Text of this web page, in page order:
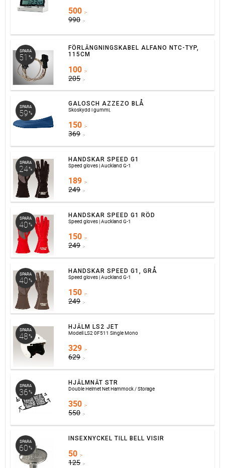
500 :-
990 :-
FÖRLÄNGNINGSKABEL ALFANO NTC-TYP,
115CM
100 :-
205 :-
SPARA
51 %
GALOSCH AZZEZO BLÅ
Skoskydd i gummi,
150 :-
369 :-
SPARA
59%
HANDSKAR SPEED G1
Speed gloves | Auckland G-1
189 :-
249 :-
SPARA
24%
HANDSKAR SPEED G1 RÖD
Speed gloves | Auckland G-1
150 :-
249 :-
SPARA
40%
HANDSKAR SPEED G1, GRÅ
Speed gloves | Auckland G-1
150 :-
249 :-
SPARA
40%
HJÄLM LS2 JET
Modell LS2 0F511 Single Mono
329 :-
629 :-
SPARA
48%
HJÄLMNÄT STR
Double Helmet Net Hammock / Storage
350 :-
550 :-
SPARA
36%
INSEXNYCKEL TILL BELL VISIR
50 :-
125 :-
SPARA
60%